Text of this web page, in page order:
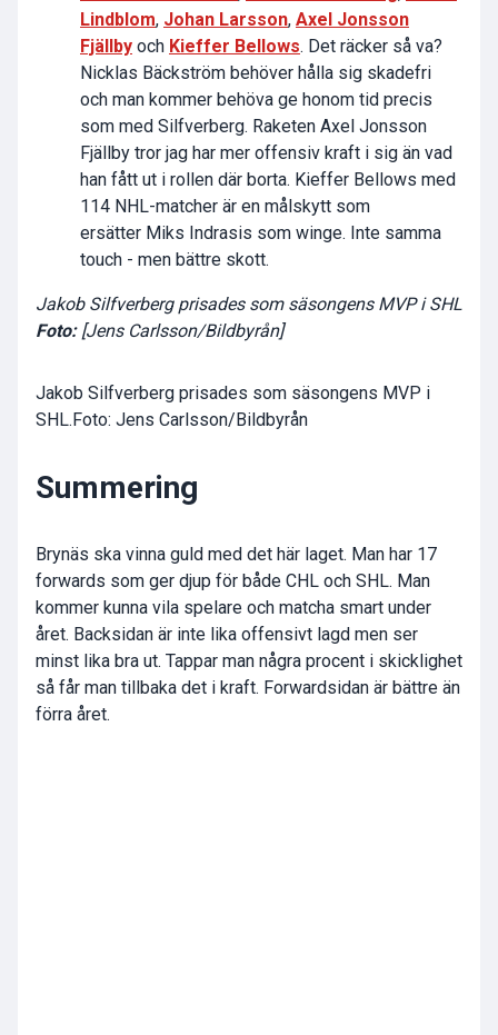
Lindblom, Johan Larsson, Axel Jonsson
Fjällby och Kieffer Bellows. Det räcker så va?
Nicklas Bäckström behöver hålla sig skadefri
och man kommer behöva ge honom tid precis
som med Silfverberg. Raketen Axel Jonsson
Fjällby tror jag har mer offensiv kraft i sig än vad
han fått ut i rollen där borta. Kieffer Bellows med
114 NHL-matcher är en målskytt som
ersätter Miks Indrasis som winge. Inte samma
touch - men bättre skott.
Jakob Silfverberg prisades som säsongens MVP i SHL
Foto: [Jens Carlsson/Bildbyrån]
Jakob Silfverberg prisades som säsongens MVP i
SHL.Foto: Jens Carlsson/Bildbyrån
Summering
Brynäs ska vinna guld med det här laget. Man har 17
forwards som ger djup för både CHL och SHL. Man
kommer kunna vila spelare och matcha smart under
året. Backsidan är inte lika offensivt lagd men ser
minst lika bra ut. Tappar man några procent i skicklighet
så får man tillbaka det i kraft. Forwardsidan är bättre än
förra året.